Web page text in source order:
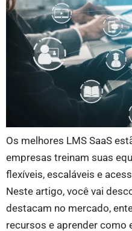
Os melhores LMS SaaS
empresas treinam suas
flexíveis, escaláveis e
Neste artigo, você vai
destacam no mercado,
recursos e aprender como